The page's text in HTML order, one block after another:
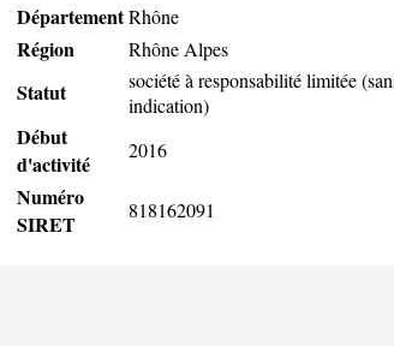
DépartementRhône
Région Rhône Alpes
Statut
société à responsabilité limitée
indication)
Début
d'activité
2016
Numéro
SIRET
818162091